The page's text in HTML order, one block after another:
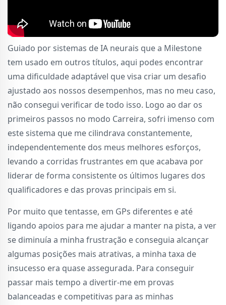
Guiado por sistemas de IA neurais que a Milestone
tem usado em outros títulos, aqui podes encontrar
uma dificuldade adaptável que visa criar um desafio
ajustado aos nossos desempenhos, mas no meu caso,
não consegui verificar de todo isso. Logo ao dar os
primeiros passos no modo Carreira, sofri imenso com
este sistema que me cilindrava constantemente,
independentemente dos meus melhores esforços,
levando a corridas frustrantes em que acabava por
liderar de forma consistente os últimos lugares dos
qualificadores e das provas principais em si.
Por muito que tentasse, em GPs diferentes e até
ligando apoios para me ajudar a manter na pista, a ver
se diminuía a minha frustração e conseguia alcançar
algumas posições mais atrativas, a minha taxa de
insucesso era quase assegurada. Para conseguir
passar mais tempo a divertir-me em provas
balanceadas e competitivas para as minhas